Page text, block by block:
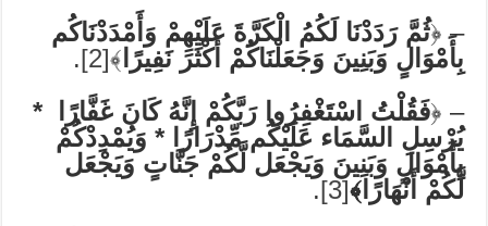
– ﴿ثُمَّ رَدَدْنَا لَكُمُ الْكَرَّةَ عَلَيْهِمْ وَأَمْدَدْنَاكُم
بِأَمْوَالٍ وَبَنِينَ وَجَعَلْنَاكُمْ أَكْثَرَ نَفِيرًا ﴾[2]
.
– ﴿فَقُلْتُ اسْتَغْفِرُوا رَبَّكُمْ إِنَّهُ كَانَ غَفَّارًا *
يُرْسِلِ السَّمَاء عَلَيْكُم مِّدْرَارًا * وَيُمْدِدْكُمْ
بِأَمْوَالٍ وَبَنِينَ وَيَجْعَل لَّكُمْ جَنَّاتٍ وَيَجْعَل
لَّكُمْ أَنْهَارًا﴾[3]
.